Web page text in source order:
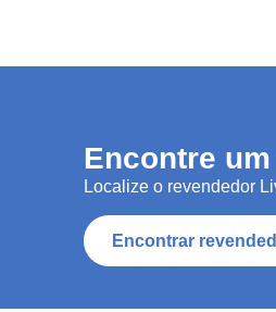
Encontre
Localize o revendedor
Encontrar